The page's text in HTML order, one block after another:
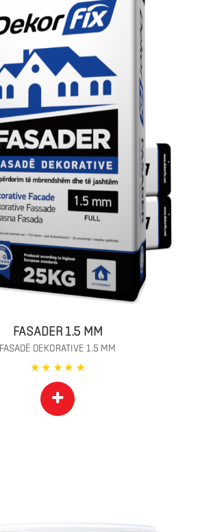
FASADER 1.5 MM
FASADË DEKORATIVE 1.5 MM
+